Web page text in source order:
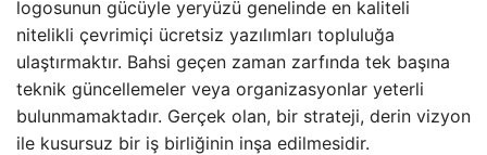
logosunun gücüyle yeryüzü genelinde en kaliteli
nitelikli çevrimiçi ücretsiz yazılımları topluluğa
ulaştırmaktır. Bahsi geçen zaman zarfında tek başına
teknik güncellemeler veya organizasyonlar yeterli
bulunmamaktadır. Gerçek olan, bir strateji, derin vizyon
ile kusursuz bir iş birliğinin inşa edilmesidir.